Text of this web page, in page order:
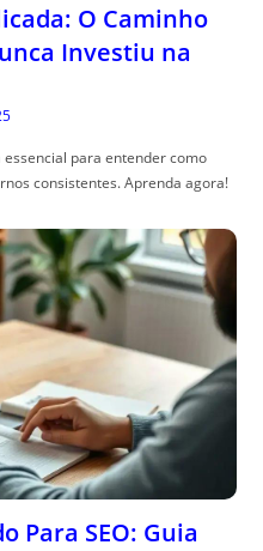
O Caminho
Investiu na
para entender como
consistentes. Aprenda agora!
Para SEO: Guia